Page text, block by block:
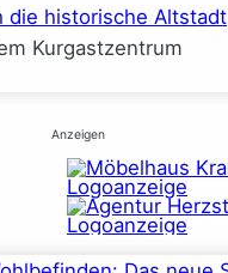
die historische Altstadt
Kurgastzentrum
Anzeigen